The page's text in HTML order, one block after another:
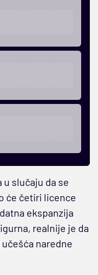
u slučaju da se
će četiri licence
ekspanzija
realnije je da
naredne